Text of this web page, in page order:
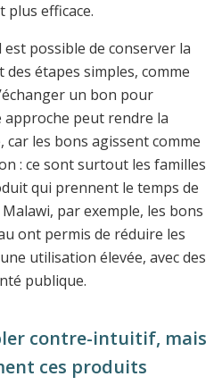
efficace.
possible de conserver la
étapes simples, comme
un bon pour
peut rendre la
les bons agissent comme
: ce sont surtout les familles
qui prennent le temps de
par exemple, les bons
ont permis de réduire les
utilisation élevée, avec des
publique.
contre-intuitif, mais
ces produits